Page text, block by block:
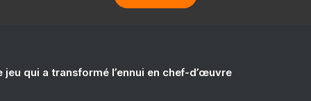
jeu qui a transformé l’ennui en chef-d’œuvre